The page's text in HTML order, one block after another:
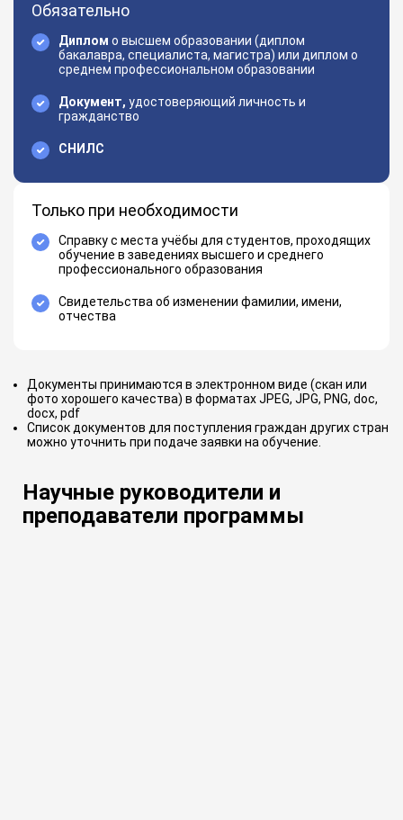
Обязательно
Диплом о высшем образовании (диплом
бакалавра, специалиста, магистра) или диплом о
среднем профессиональном образовании
Документ, удостоверяющий личность и
гражданство
СНИЛС
Только при необходимости
Справку с места учёбы для студентов, проходящих
обучение в заведениях высшего и среднего
профессионального образования
Свидетельства об изменении фамилии, имени,
отчества
Документы принимаются в электронном виде (скан или
фото хорошего качества) в форматах JPEG, JPG, PNG, doc,
docx, pdf
Список документов для поступления граждан других стран
можно уточнить при подаче заявки на обучение.
Научные руководители и
преподаватели программы